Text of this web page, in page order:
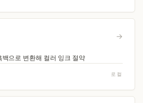
→
백으로 변환해 컬러 잉크 절약
로컬